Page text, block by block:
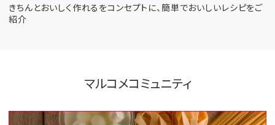
きちんとおいしく作れるをコンセプトに、 簡単でおいしいレシピをご
紹介
マルコメコミュニティ